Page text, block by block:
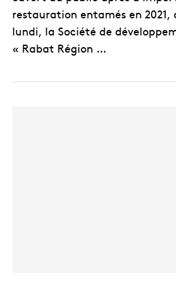
restauration entamés en 2021,
lundi, la Société de
« Rabat Région …